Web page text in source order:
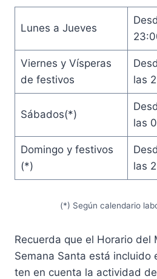
Lunes a Jueves
Viernes y Vísperas
de festivos
las
Sábados(*)
las
Domingo y festivos
(*)
las
(*) Según calendario
Recuerda que el Horario del
Semana Santa está incluido
ten en cuenta la actividad